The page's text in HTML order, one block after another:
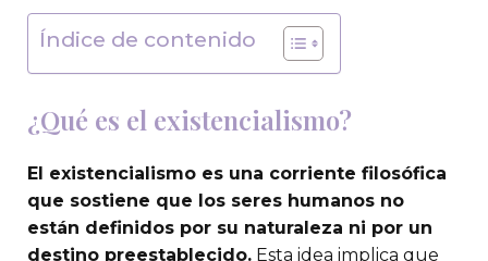
Índice de contenido
¿Qué es el existencialismo?
El existencialismo es una corriente filosófica
que sostiene que los seres humanos no
están definidos por su naturaleza ni por un
destino preestablecido. Esta idea implica que